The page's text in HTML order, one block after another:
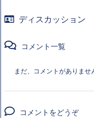
ディスカッション
コメント一覧
まだ、コメントがありませ
コメントをどうぞ